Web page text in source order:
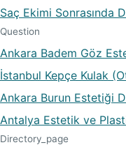
Saç Ekimi Sonrasında
Question
Ankara Badem Göz
İstanbul Kepçe Kulak
Ankara Burun Estetiği
Antalya Estetik ve
Directory_page